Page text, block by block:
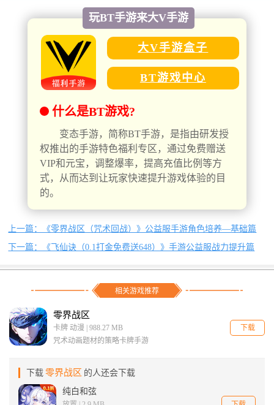
玩BT手游来大V手游
大V手游盒子
BT游戏中心
什么是BT游戏?
变态手游，简称BT手游，是指由研发授
权推出的手游特色福利专区，通过免费赠送
VIP和元宝，调整爆率，提高充值比例等方
式，从而达到让玩家快速提升游戏体验的目
的。
上一篇：《零界战区（咒术回战）》公益服手游角色培养—基础篇
下一篇：《飞仙诀（0.1打金免费送648）》手游公益服战力提升篇
相关游戏推荐
零界战区
卡牌 动漫 | 988.27 MB
咒术动画题材的策略卡牌手游
下载
下载 零界战区 的人还会下载
纯白和弦